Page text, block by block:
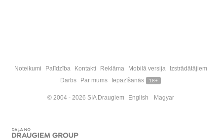
Noteikumi Palīdzība Kontakti Reklāma Mobilā versija
Izstrādātājiem
Darbs
Par mums Iepazīšanās 18+
© 2004 - 2026 SIA Draugiem English Magyar